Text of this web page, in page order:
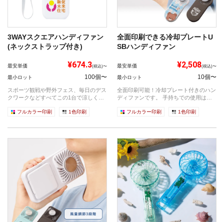
3WAYスクエアハンディファン
(ネックストラップ付き)
最安単価 ¥674.3(税込)〜
最小ロット 100個〜
スポーツ観戦や野外フェス、毎日のデス
クワークなどすべてこの1台で涼しく快
フルカラー印刷 1色印刷
全面印刷できる冷却プレートU
SBハンディファン
最安単価 ¥2,508(税込)〜
最小ロット 10個〜
全面印刷可能！冷却プレート付きのハン
ディファンです。 手持ちでの使用はも
フルカラー印刷 1色印刷